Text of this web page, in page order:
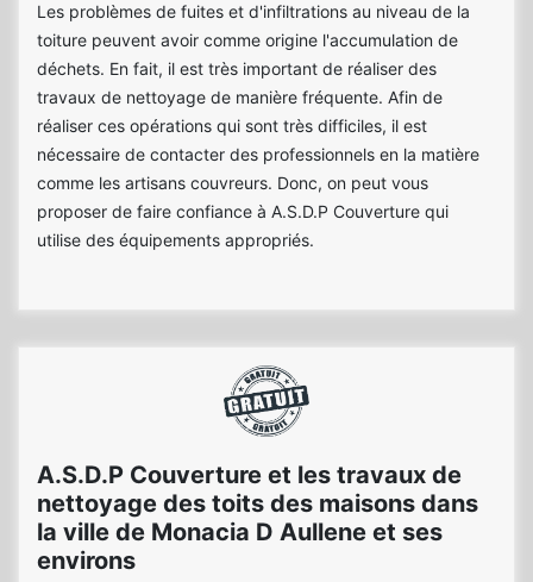
Les problèmes de fuites et d'infiltrations au niveau de la
toiture peuvent avoir comme origine l'accumulation de
déchets. En fait, il est très important de réaliser des
travaux de nettoyage de manière fréquente. Afin de
réaliser ces opérations qui sont très difficiles, il est
nécessaire de contacter des professionnels en la matière
comme les artisans couvreurs. Donc, on peut vous
proposer de faire confiance à A.S.D.P Couverture qui
utilise des équipements appropriés.
A.S.D.P Couverture et les travaux de
nettoyage des toits des maisons dans
la ville de Monacia D Aullene et ses
environs